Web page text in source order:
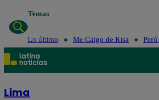
Temas
Lo último Me Caigo de Risa
Lima